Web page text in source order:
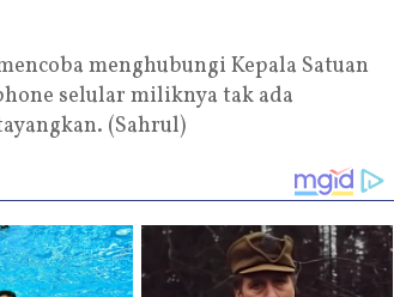
menghubungi Kepala Satuan
selular miliknya tak ada
(Sahrul)